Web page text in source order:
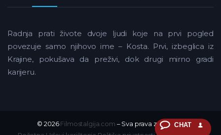
Radnja prati živote dvoje ljudi koje na prvi pogled
povezuje samo njihovo ime – Kosta. Prvi, izbeglica iz
Krajine, pokušava da preživi, dok drugi mirno gradi
karijeru.
© 2026Filmostalgija.com – Sva prava zadržana.CHAT